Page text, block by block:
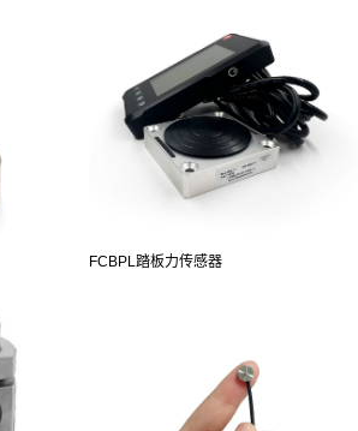
FCBPL踏板力传感器